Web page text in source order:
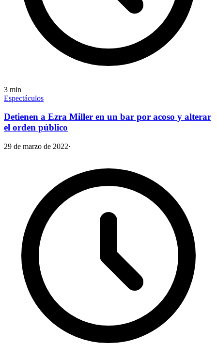
3 min
Espectáculos
Detienen a Ezra Miller en un bar por acoso y alterar
el orden público
29 de marzo de 2022·